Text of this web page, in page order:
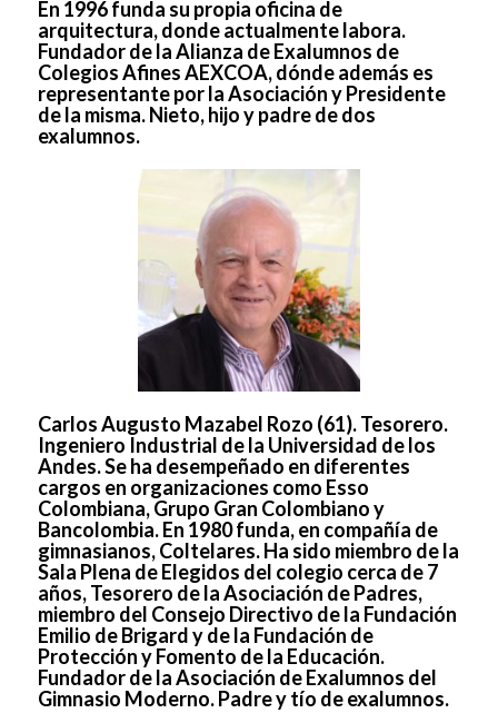
En 1996 funda su propia oficina de
arquitectura, donde actualmente labora.
Fundador de la Alianza de Exalumnos de
Colegios Afines AEXCOA, dónde además es
representante por la Asociación y Presidente
de la misma. Nieto, hijo y padre de dos
exalumnos.
Carlos Augusto Mazabel Rozo (61). Tesorero.
Ingeniero Industrial de la Universidad de los
Andes. Se ha desempeñado en diferentes
cargos en organizaciones como Esso
Colombiana, Grupo Gran Colombiano y
Bancolombia. En 1980 funda, en compañía de
gimnasianos, Coltelares. Ha sido miembro de la
Sala Plena de Elegidos del colegio cerca de 7
años, Tesorero de la Asociación de Padres,
miembro del Consejo Directivo de la Fundación
Emilio de Brigard y de la Fundación de
Protección y Fomento de la Educación.
Fundador de la Asociación de Exalumnos del
Gimnasio Moderno. Padre y tío de exalumnos.